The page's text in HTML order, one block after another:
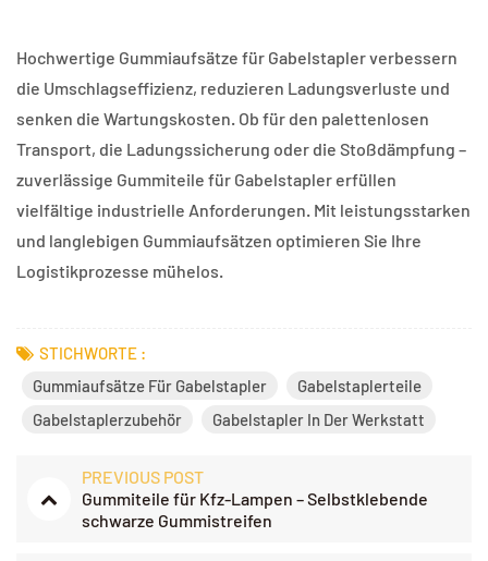
Hochwertige Gummiaufsätze für Gabelstapler verbessern
die Umschlagseffizienz, reduzieren Ladungsverluste und
senken die Wartungskosten. Ob für den palettenlosen
Transport, die Ladungssicherung oder die Stoßdämpfung –
zuverlässige Gummiteile für Gabelstapler erfüllen
vielfältige industrielle Anforderungen. Mit leistungsstarken
und langlebigen Gummiaufsätzen optimieren Sie Ihre
Logistikprozesse mühelos.
STICHWORTE :
Gummiaufsätze Für Gabelstapler
Gabelstaplerteile
Gabelstaplerzubehör
Gabelstapler In Der Werkstatt
PREVIOUS POST
Gummiteile für Kfz-Lampen – Selbstklebende
schwarze Gummistreifen